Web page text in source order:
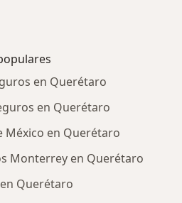
en Querétaro
en Querétaro
México en Querétaro
Monterrey en Querétaro
Querétaro